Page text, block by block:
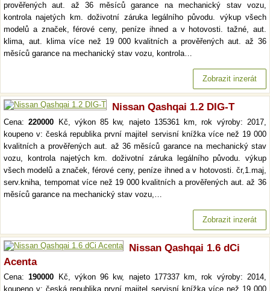
prověřených aut. až 36 měsíců garance na mechanický stav vozu,
kontrola najetých km. doživotní záruka legálního původu. výkup všech
modelů a značek, férové ceny, peníze ihned a v hotovosti. tažné, aut.
klima, aut. klima více než 19 000 kvalitních a prověřených aut. až 36
měsíců garance na mechanický stav vozu, kontrola…
Zobrazit inzerát
Nissan Qashqai 1.2 DIG-T
Cena:220000 Kč, výkon 85 kw, najeto 135361 km, rok výroby: 2017,
koupeno v: česká republika první majitel servisní knížka více než 19 000
kvalitních a prověřených aut. až 36 měsíců garance na mechanický stav
vozu, kontrola najetých km. doživotní záruka legálního původu. výkup
všech modelů a značek, férové ceny, peníze ihned a v hotovosti. čr,1.maj,
serv.kniha, tempomat více než 19 000 kvalitních a prověřených aut. až 36
měsíců garance na mechanický stav vozu,…
Zobrazit inzerát
Nissan Qashqai 1.6 dCi
Acenta
Cena:190000 Kč, výkon 96 kw, najeto 177337 km, rok výroby: 2014,
koupeno v: česká republika první majitel servisní knížka více než 19 000